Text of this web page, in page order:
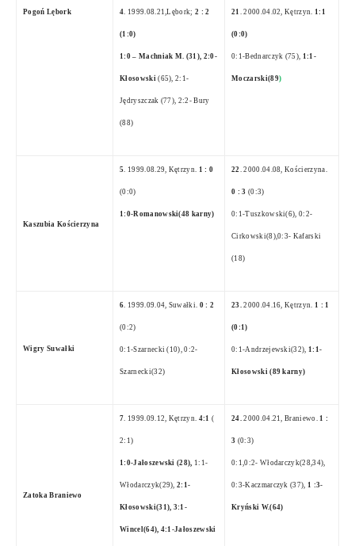
Pogoń Lębork 4 . 1999.08.21 ,Lębork;2 : 2
(1:0)
1:0 – Machniak M. (31), 2:0-
Kłosowski (65), 2:1-
Jędryszczak (77), 2:2- Bury
(88)
21 . 2000.04.02, Kętrzyn.1:1
(0:0)
0:1-Bednarczyk (75), 1:1-
Moczarski(89)
Kaszubia Kościerzyna
5 . 1999.08.29, Kętrzyn. 1 : 0
(0:0)
1:0-Romanowski(48 karny)
22 . 2000.04.08, Kościerzyna.
0 : 3 (0:3)
0:1-Tuszkowski(6), 0:2-
Cirkowski(8),0:3- Kafarski
(18)
Wigry Suwałki
6 . 1999.09.04, Suwałki. 0 : 2
(0:2)
0:1-Szarnecki (10), 0:2-
Szarnecki(32)
23. 2000.04.16, Kętrzyn.1 : 1
(0:1)
0:1-Andrzejewski(32), 1:1-
Kłosowski (89 karny)
Zatoka Braniewo
7 . 1999.09.12, Kętrzyn. 4:1 (
2:1)
1:0-Jałoszewski (28), 1:1-
Włodarczyk(29),2:1-
Kłosowski(31), 3:1-
Wincel(64), 4:1-Jałoszewski
24. 2000.04.21, Braniewo.1 :
3 (0:3)
0:1,0:2- Włodarczyk(28,34),
0:3-Kaczmarczyk (37), 1 :3-
Kryński W.(64)